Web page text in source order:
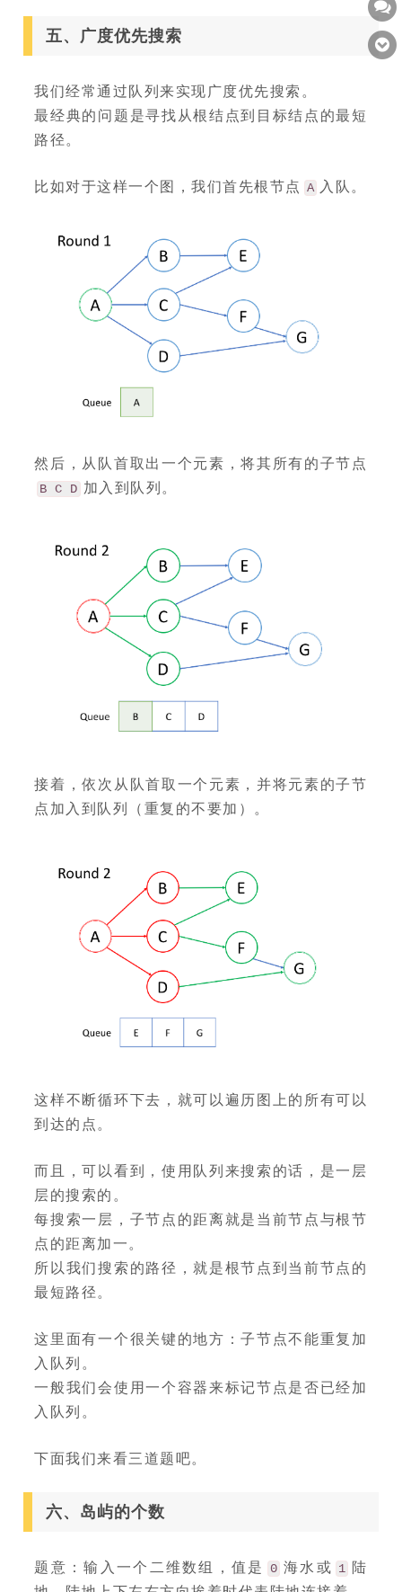
五、广度优先搜索
我们经常通过队列来实现广度优先搜索。
最经典的问题是寻找从根结点到目标结点的最短
路径。
比如对于这样一个图，我们首先根节点 A 入队。
然后，从队首取出一个元素，将其所有的子节点
B C D 加入到队列。
接着，依次从队首取一个元素，并将元素的子节
点加入到队列（重复的不要加）。
这样不断循环下去，就可以遍历图上的所有可以
到达的点。
而且，可以看到，使用队列来搜索的话，是一层
层的搜索的。
每搜索一层，子节点的距离就是当前节点与根节
点的距离加一。
所以我们搜索的路径，就是根节点到当前节点的
最短路径。
这里面有一个很关键的地方：子节点不能重复加
入队列。
一般我们会使用一个容器来标记节点是否已经加
入队列。
下面我们来看三道题吧。
六、岛屿的个数
题意：输入一个二维数组，值是 0 海水或 1 陆